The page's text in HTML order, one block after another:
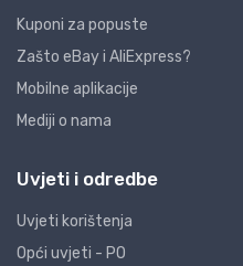
Kuponi za popuste
Zašto eBay i AliExpress?
Mobilne aplikacije
Mediji o nama
Uvjeti i odredbe
Uvjeti korištenja
Opći uvjeti - PO